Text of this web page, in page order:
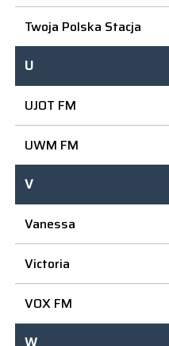
Twoja Polska Stacja
U
UJOT FM
UWM FM
V
Vanessa
Victoria
VOX FM